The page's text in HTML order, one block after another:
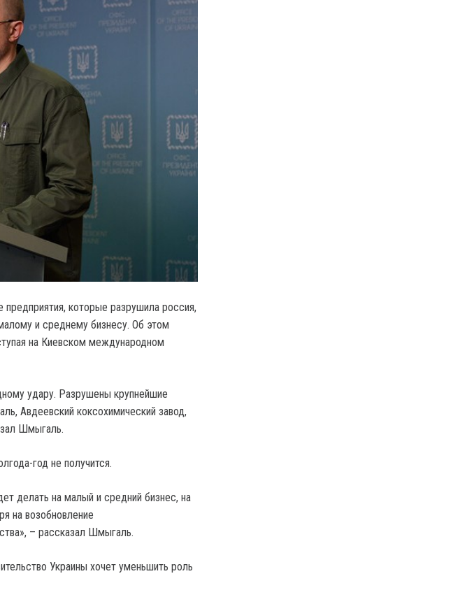
предприятия, которые разрушила россия,
и среднему бизнесу. Об этом
на Киевском международном
удару. Разрушены крупнейшие
Авдеевский коксохимический завод,
Шмыгаль.
год не получится.
делать на малый и средний бизнес, на
на возобновление
– рассказал Шмыгаль.
Украины хочет уменьшить роль